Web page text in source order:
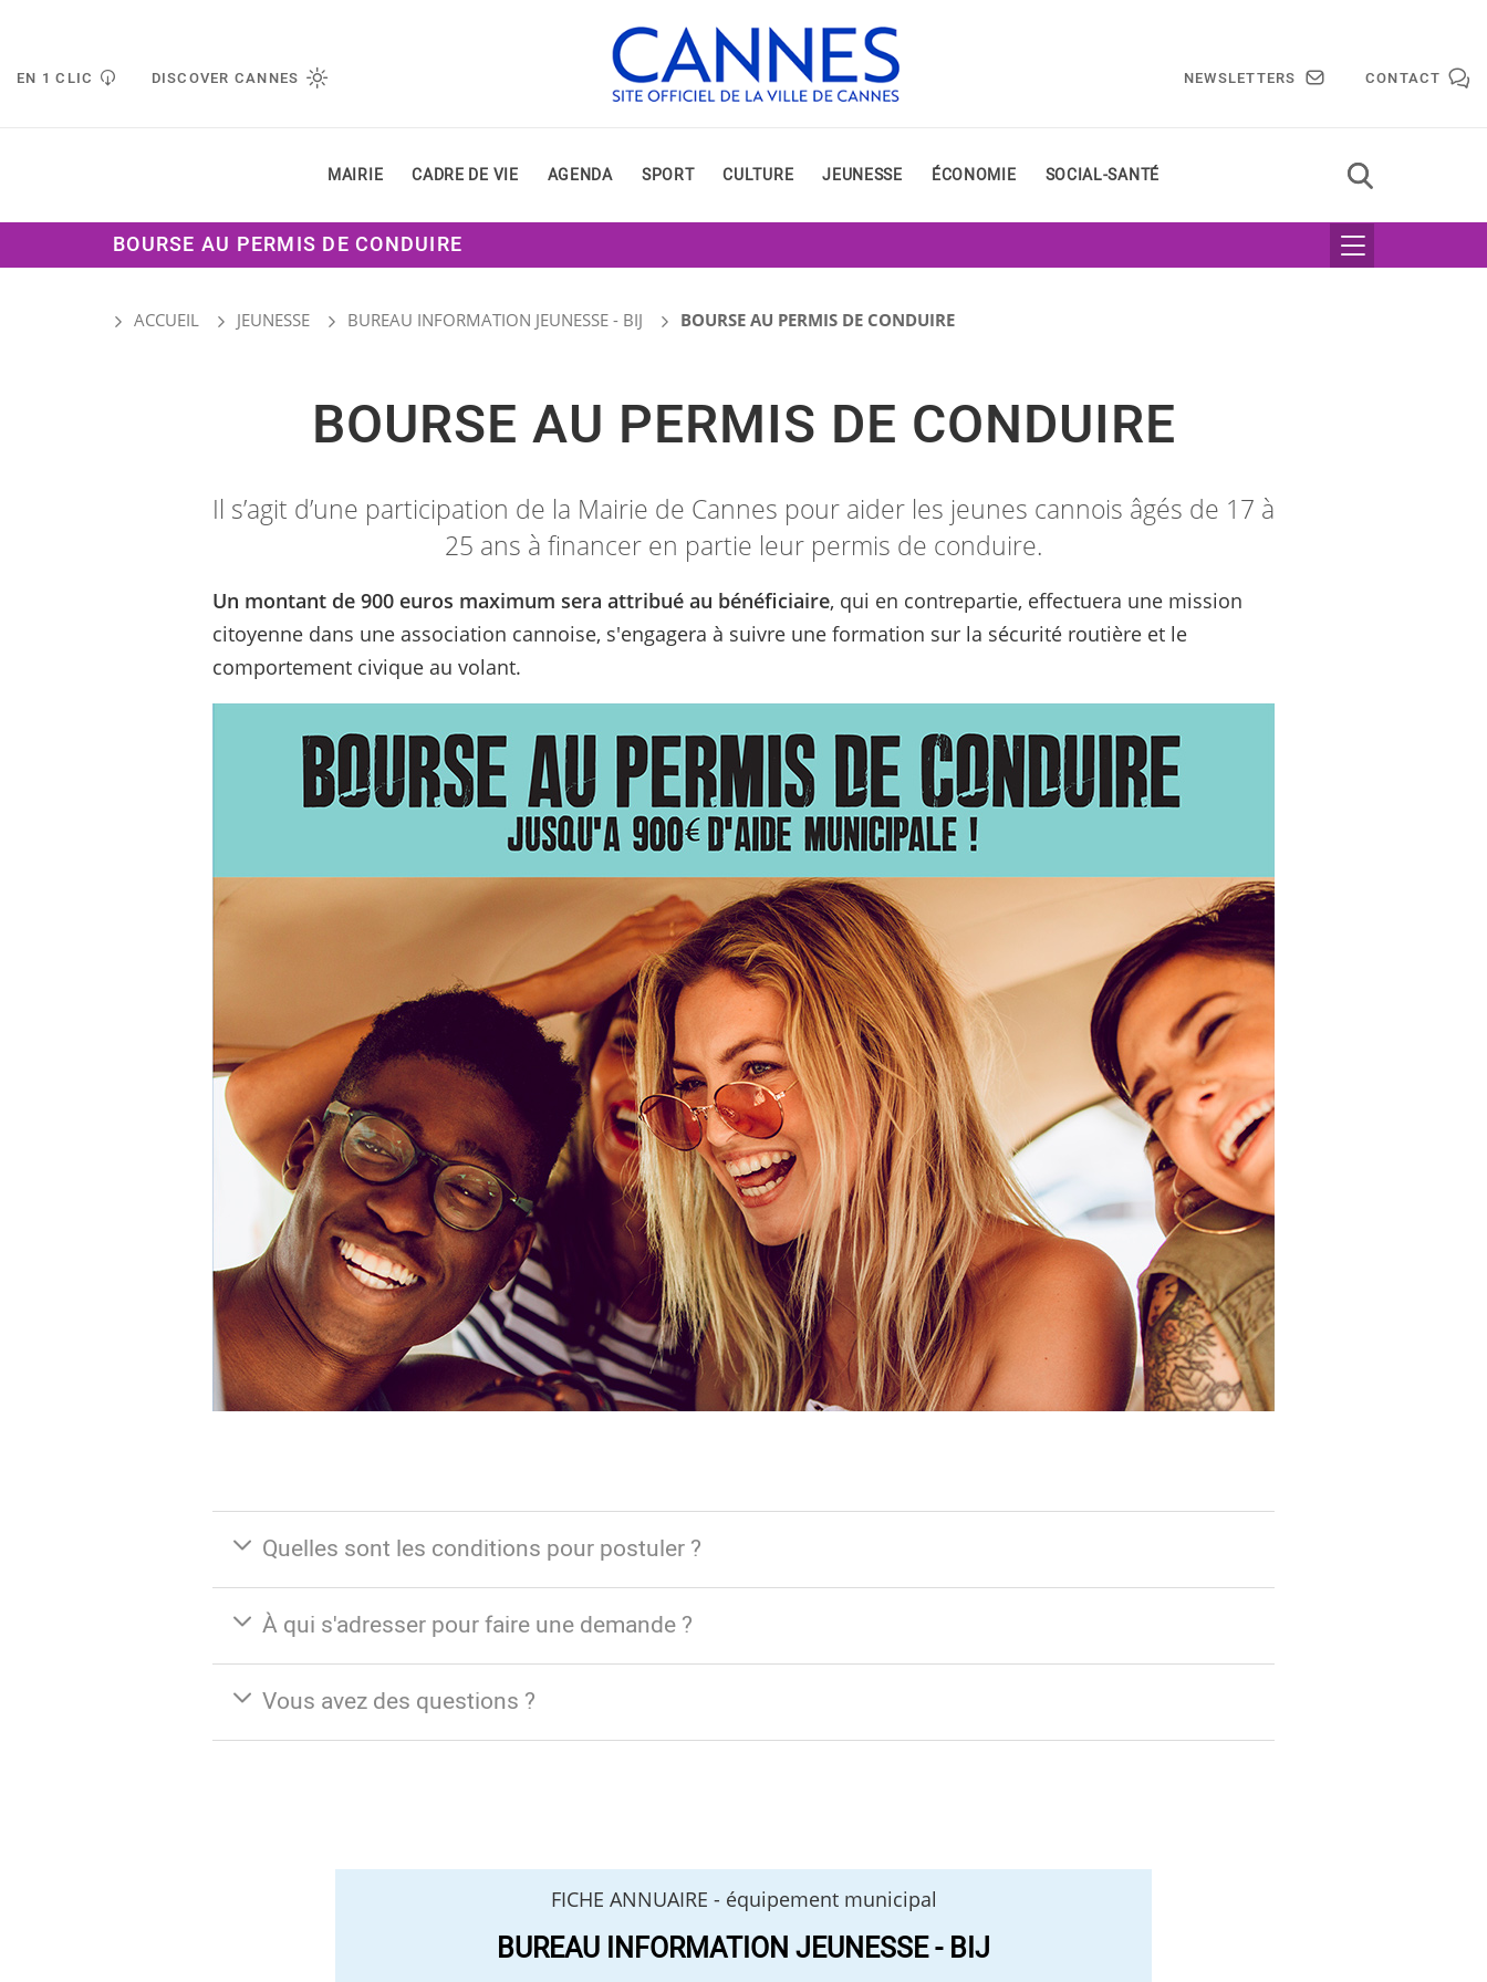
EN 1 CLIC DISCOVER CANNES NEWSLETTERS CONTACT
MAIRIE CADRE DE VIE AGENDA SPORT CULTURE JEUNESSE ÉCONOMIE SOCIAL-SANTÉ
BOURSE AU PERMIS DE CONDUIRE
ACCUEIL JEUNESSE BUREAU INFORMATION JEUNESSE - BIJ BOURSE AU PERMIS DE CONDUIRE
BOURSE AU PERMIS DE CONDUIRE
Il s’agit d’une participation de la Mairie de Cannes pour aider les jeunes cannois âgés de 17 à
25 ans à financer en partie leur permis de conduire.
Un montant de 900 euros maximum sera attribué au bénéficiaire, qui en contrepartie, effectuera une mission
citoyenne dans une association cannoise, s'engagera à suivre une formation sur la sécurité routière et le
comportement civique au volant.
Quelles sont les conditions pour postuler ?
À qui s'adresser pour faire une demande ?
Vous avez des questions ?
FICHE ANNUAIRE - équipement municipal
BUREAU INFORMATION JEUNESSE - BIJ